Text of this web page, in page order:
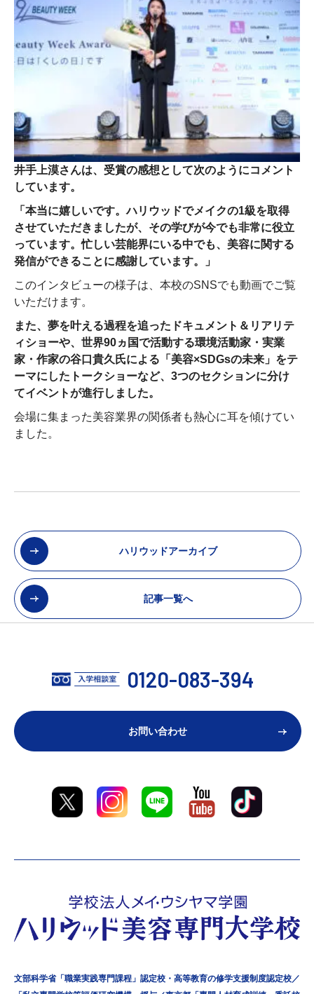
井手上漠さんは、受賞の感想として次のようにコメント
しています。
「本当に嬉しいです。ハリウッドでメイクの1級を取得
させていただきましたが、その学びが今でも非常に役立
っています。忙しい芸能界にいる中でも、美容に関する
発信ができることに感謝しています。」
このインタビューの様子は、本校のSNSでも動画でご覧
いただけます。
また、夢を叶える過程を追ったドキュメント＆リアリテ
ィショーや、世界90ヵ国で活動する環境活動家・実業
家・作家の谷口貴久氏による「美容×SDGsの未来」をテ
ーマにしたトークショーなど、3つのセクションに分け
てイベントが進行しました。
会場に集まった美容業界の関係者も熱心に耳を傾けてい
ました。
ハリウッドアーカイブ
記事一覧へ
文部科学省「職業実践専門課程」認定校・高等教育の修学支援制度認定校／
0120-083-394
お問い合わせ